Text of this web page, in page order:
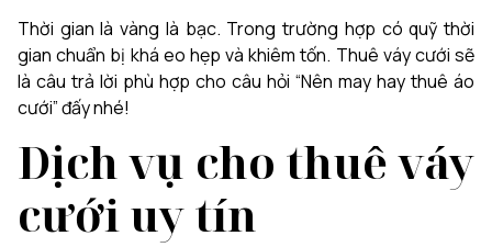
Thời gian là vàng là bạc. Trong trường hợp có quỹ thời
gian chuẩn bị khá eo hẹp và khiêm tốn. Thuê váy cưới sẽ
là câu trả lời phù hợp cho câu hỏi “Nên may hay thuê áo
cưới” đấy nhé!
Dịch vụ cho thuê váy
cưới uy tín